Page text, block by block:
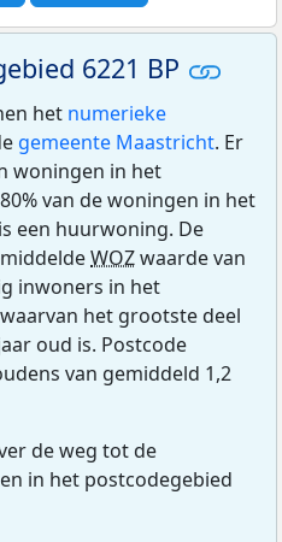
6221 BP
het numerieke
gemeente Maastricht. Er
woningen in het
van de woningen in het
een huurwoning. De
WOZwaarde van
inwoners in het
het grootste deel
oud is. Postcode
van gemiddeld 1,2
de weg tot de
in het postcodegebied